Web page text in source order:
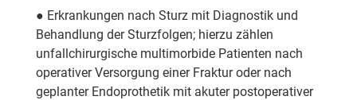
● Erkrankungen nach Sturz mit Diagnostik und
Behandlung der Sturzfolgen; hierzu zählen
unfallchirurgische multimorbide Patienten nach
operativer Versorgung einer Fraktur oder nach
geplanter Endoprothetik mit akuter postoperativer